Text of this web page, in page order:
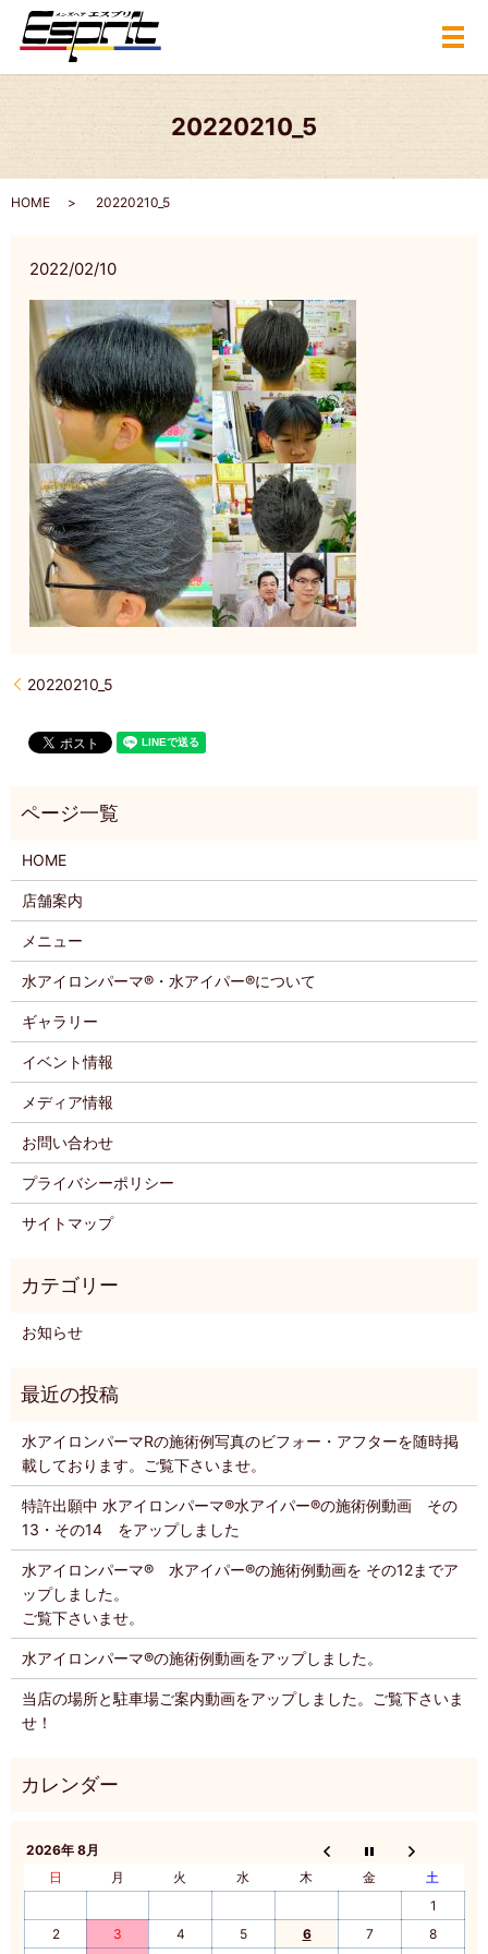
メ
20220210_5
HOME 20220210_5
2022/02/10
20220210_5
HOME
店舗案内
メニュー
水アイロンパーマ®・水アイパー®について
ギャラリー
イベント情報
メディア情報
お問い合わせ
プライバシーポリシー
サイトマップ
お知らせ
水アイロンパーマRの施術例写真のビフォー・アフターを随時掲
載しております。ご覧下さいませ。
特許出願中 水アイロンパーマ®️水アイパー®️の施術例動画 その
13・その14 をアップしました
水アイロンパーマ®️ 水アイパー®️の施術例動画を その12までア
ップしました。
ご覧下さいませ。
水アイロンパーマ®️の施術例動画をアップしました。
当店の場所と駐車場ご案内動画をアップしました。ご覧下さいま
せ！
2026年 8月
日
月 火 水 木 金
土
1
2
3 4 5 6 7
8